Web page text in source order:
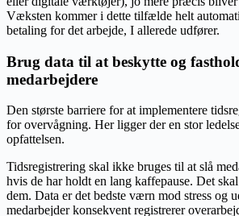
Væksten kommer i dette tilfælde helt
betaling for det arbejde, I allerede udfører.
Brug data til at beskytte og
medarbejdere
Den største barriere for at implementere
for overvågning. Her ligger der en stor
opfattelsen.
Tidsregistrering skal ikke bruges til at slå
hvis de har holdt en lang kaffepause. Det
dem. Data er det bedste værn mod stress og
medarbejder konsekvent registrerer